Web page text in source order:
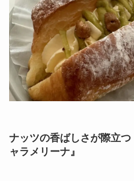
ナッツの香ばしさが際立
ャラメリーナ』